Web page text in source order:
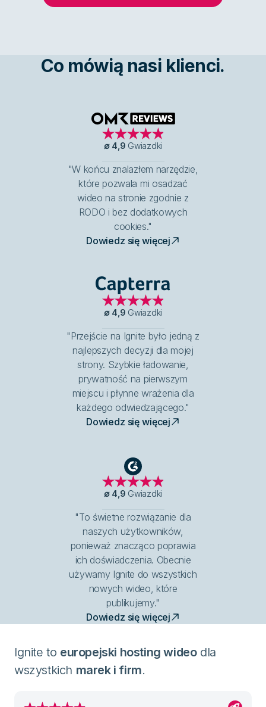
Co mówią nasi klienci.
OMR Reviews
∅ 4,9 Gwiazdki
"W końcu znalazłem narzędzie,
które pozwala mi osadzać
wideo na stronie zgodnie z
RODO i bez dodatkowych
cookies."
Dowiedz się więcej
Capterra
∅ 4,9 Gwiazdki
"Przejście na Ignite było jedną z
najlepszych decyzji dla mojej
strony. Szybkie ładowanie,
prywatność na pierwszym
miejscu i płynne wrażenia dla
każdego odwiedzającego."
Dowiedz się więcej
G2
∅ 4,9 Gwiazdki
"To świetne rozwiązanie dla
naszych użytkowników,
ponieważ znacząco poprawia
ich doświadczenia. Obecnie
używamy Ignite do wszystkich
nowych wideo, które
publikujemy."
Dowiedz się więcej
Ignite to europejski hosting wideodla
wszystkich marek i firm.